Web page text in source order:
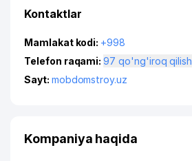
Kontaktlar
Mamlakat kodi: +998
Telefon raqami:
97 qo'ng'iroq qilish
Sayt: mobdomstroy.uz
Kompaniya haqida